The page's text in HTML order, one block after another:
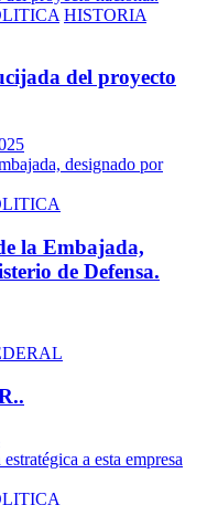
HISTORIA
del proyecto
la Embajada,
de Defensa.